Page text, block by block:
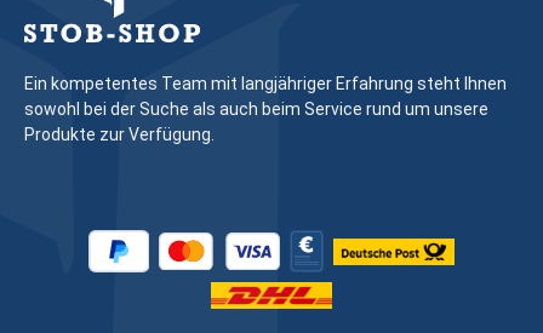
Ein kompetentes Team mit langjähriger Erfahrung steht Ihnen
sowohl bei der Suche als auch beim Service rund um unsere
Produkte zur Verfügung.